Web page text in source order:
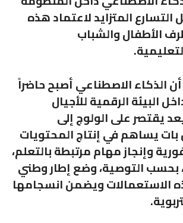
التسارع المتزايد لاعتماد هذه
الأطفال والشباب
الذكاء الاصطناعي أصبح حاضراً
البيئة الرقمية للأجيال
يقتصر على الولوج إلى
بات يساهم في إنتاج المحتويات
وإنجاز مهام مرتبطة بالتعلم،
التوصية، وضع إطار وطني
الاستعمالات ويضمن انسجامها